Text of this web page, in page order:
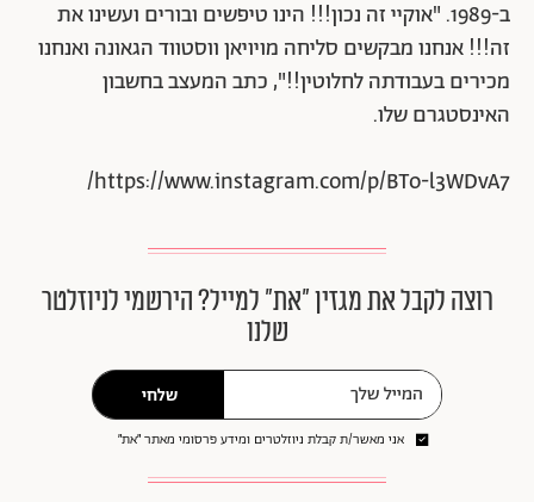
ב-1989. "אוקיי זה נכון!!! הינו טיפשים ובורים ועשינו את
זה!!! אנחנו מבקשים סליחה מויויאן ווסטווד הגאונה ואנחנו
מכירים בעבודתה לחלוטין!!", כתב המעצב בחשבון
האינסטגרם שלו.
https://www.instagram.com/p/BTo-l3WDvA7/
רוצה לקבל את מגזין ״את״ למייל? הירשמי לניוזלטר
שלנו
שלחי
אני מאשר/ת קבלת ניוזלטרים ומידע פרסומי מאתר ״את״